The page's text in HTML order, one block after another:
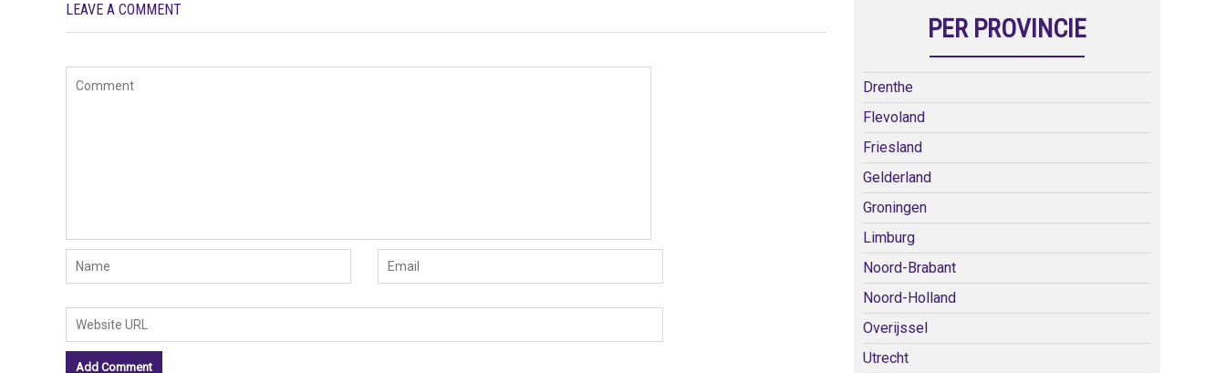
LEAVE A COMMENT
PER PROVINCIE
Drenthe
Flevoland
Friesland
Gelderland
Groningen
Limburg
Noord-Brabant
Noord-Holland
Overijssel
Utrecht